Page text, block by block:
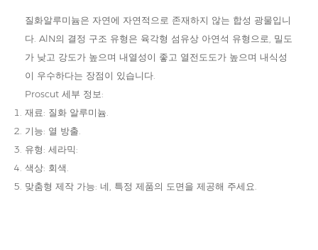
질화알루미늄은 자연에 자연적으로 존재하지 않는 합성 광물입니
다. AlN의 결정 구조 유형은 육각형 섬유상 아연석 유형으로, 밀도
가 낮고 강도가 높으며 내열성이 좋고 열전도도가 높으며 내식성
이 우수하다는 장점이 있습니다.
Proscut 세부 정보:
재료: 질화 알루미늄.
기능: 열 방출.
유형: 세라믹:
색상: 회색.
맞춤형 제작 가능: 네, 특정 제품의 도면을 제공해 주세요.